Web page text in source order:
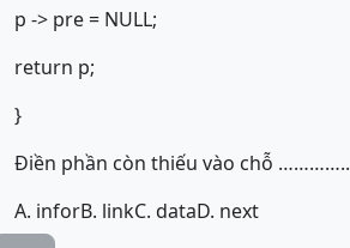
p -> pre = NULL;
return p;
}
Điền phần còn thiếu vào chỗ …………..
A. inforB. linkC. dataD. next